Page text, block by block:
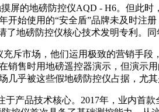
的地磅防控仪AQD - H6。但此时，
始使用的“安全盾”品牌未及时注
地磅防控仪核心技术发明专利。
市场，他们运用极致的营销手段
售时用地磅遥控器演示，但演示
乎被这些假地磅防控仪占据，尤其
品技术核心。2017年，业内首款